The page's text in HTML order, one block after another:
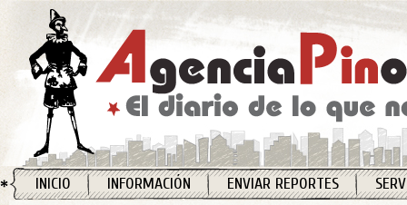
INICIO INFORMACIÓN ENVIAR REPORTES